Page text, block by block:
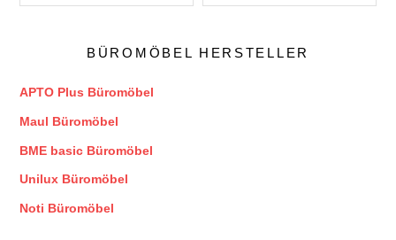
BÜROMÖBEL HERSTELLER
APTO Plus Büromöbel
Maul Büromöbel
BME basic Büromöbel
Unilux Büromöbel
Noti Büromöbel